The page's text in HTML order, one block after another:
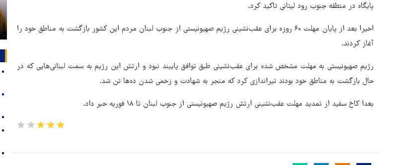
پایگاه در منطقه جنوب رود لیتانی تاکید کرد.
اخیرا بعد از پایان مهلت ۶۰ روزه برای عقب‌نشینی رژیم صهیونیستی از جنوب لبنان مردم این کشور بازگشت به مناطق خود را
آغاز کردند.
رژیم صهیونیستی به مهلت مشخص شده برای عقب‌نشینی طبق توافق پایبند نبود و ارتش این رژیم به سمت لبنانی‌هایی که در
حال بازگشت به مناطق خود بودند تیراندازی کرد که منجر به شهادت و زخمی شدن ده‌ها تن شد.
بعدا کاخ سفید از تمدید مهلت عقب‌نشینی ارتش رژیم صهیونیستی از جنوب لبنان تا ۱۸ فوریه خبر داد.
در منطقه درمانده کرد